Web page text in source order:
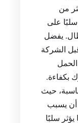
من
سلبًا على
يفضل
قبل الشركة
بكفاءة.
حيث
أن يسبب
سلبًا